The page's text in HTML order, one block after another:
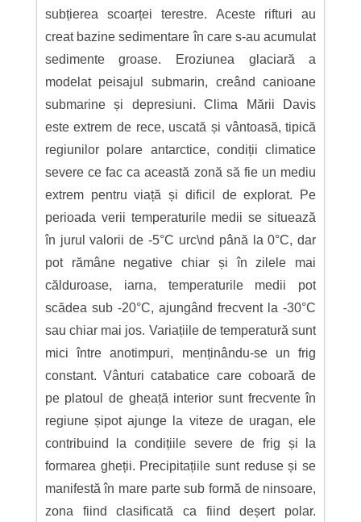
subțierea scoarței terestre. Aceste rifturi au
creat bazine sedimentare în care s-au acumulat
sedimente groase. Eroziunea glaciară a
modelat peisajul submarin, creând canioane
submarine și depresiuni. Clima Mării Davis
este extrem de rece, uscată și vântoasă, tipică
regiunilor polare antarctice, condiții climatice
severe ce fac ca această zonă să fie un mediu
extrem pentru viață și dificil de explorat. Pe
perioada verii temperaturile medii se situează
în jurul valorii de -5°C urc\nd până la 0°C, dar
pot rămâne negative chiar și în zilele mai
călduroase, iarna, temperaturile medii pot
scădea sub -20°C, ajungând frecvent la -30°C
sau chiar mai jos. Variațiile de temperatură sunt
mici între anotimpuri, menținându-se un frig
constant. Vânturi catabatice care coboară de
pe platoul de gheață interior sunt frecvente în
regiune șipot ajunge la viteze de uragan, ele
contribuind la condițiile severe de frig și la
formarea gheții. Precipitațiile sunt reduse și se
manifestă în mare parte sub formă de ninsoare,
zona fiind clasificată ca fiind deșert polar.